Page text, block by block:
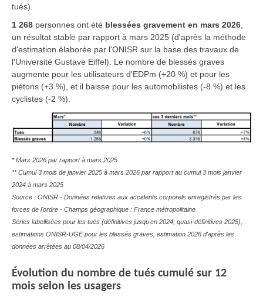
tués).
1 268 personnes ont été blessées gravement en mars 2026
un résultat stable par rapport à mars 2025 (d'après la méthode
d'estimation élaborée par l'ONISR sur la base des travaux de
l'Université Gustave Eiffel). Le nombre de blessés graves
augmente pour les utilisateurs d'EDPm (+20 %) et pour les
piétons (+3 %), et il baisse pour les automobilistes (-8 %) et les
cyclistes (-2 %).
* Mars 2026 par rapport à mars 2025
** Cumul 3 mois de janvier 2025 à mars 2026 par rapport au cumul 3 mois janvier
2024 à mars 2025
Source : ONISR - Données relatives aux accidents corporels enregistrés par les
forces de l'ordre - Champs géographique : France métropolitaine
Séries labellisées pour les tués (définitives jusqu'en 2024, quasi-définitives 2025),
estimations ONISR-UGE pour les blessés graves, estimation 2026 d'après les
données arrêtées au 08/04/2026
Évolution du nombre de tués cumulé sur 12
mois selon les usagers